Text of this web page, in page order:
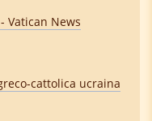
Vatican News
cattolica ucraina